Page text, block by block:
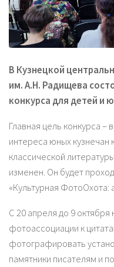
В Кузнецкой
им. А.Н. Радищева
конкурса для детей и
Главная цель конкурса
интереса юных кузнечан
классической
изменен. Он будет
«Культурная ФотоОхота:
С 20 апреля до 9 октября
фотоассоциации к
фотографировать
памятники писателям и